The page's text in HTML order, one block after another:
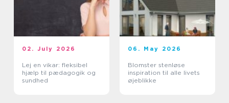
02. July 2026
Lej en vikar: fleksibel
hjælp til pædagogik og
sundhed
06. May 2026
Blomster stenløse
inspiration til alle livets
øjeblikke